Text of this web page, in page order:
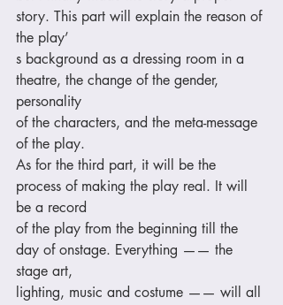
story. This part will explain the reason of
the play’
s background as a dressing room in a
theatre, the change of the gender,
personality
of the characters, and the meta-message
of the play.
As for the third part, it will be the
process of making the play real. It will
be a record
of the play from the beginning till the
day of onstage. Everything —— the
stage art,
lighting, music and costume —— will all